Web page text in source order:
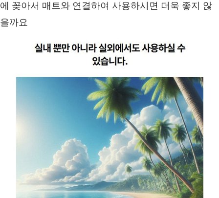
에 꽂아서 매트와 연결하여 사용하시면 더욱 좋지 않
을까요